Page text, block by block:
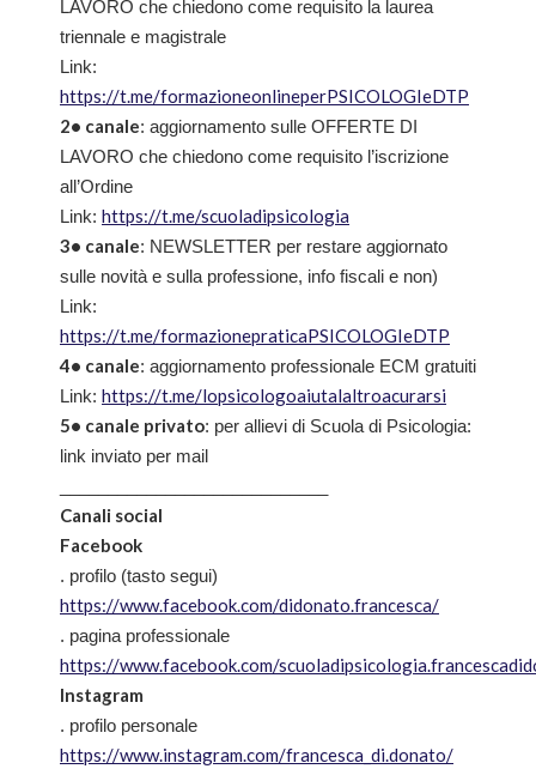
LAVORO che chiedono come requisito la laurea
triennale e magistrale
Link:
https://t.me/formazioneonlineperPSICOLOGIeDTP
2• canale: aggiornamento sulle OFFERTE DI
LAVORO che chiedono come requisito l’iscrizione
all’Ordine
Link: https://t.me/scuoladipsicologia
3• canale: NEWSLETTER per restare aggiornato
sulle novità e sulla professione, info fiscali e non)
Link:
https://t.me/formazionepraticaPSICOLOGIeDTP
4• canale: aggiornamento professionale ECM gratuiti
Link: https://t.me/lopsicologoaiutalaltroacurarsi
5• canale privato: per allievi di Scuola di Psicologia:
link inviato per mail
Canali social
Facebook
. profilo (tasto segui)
https://www.facebook.com/didonato.francesca/
. pagina professionale
https://www.facebook.com/
Instagram
. profilo personale
https://www.instagram.com/francesca_di.donato/